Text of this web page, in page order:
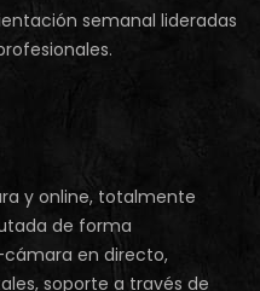
semanal lideradas
y online, totalmente
de forma
en directo,
soporte a través de